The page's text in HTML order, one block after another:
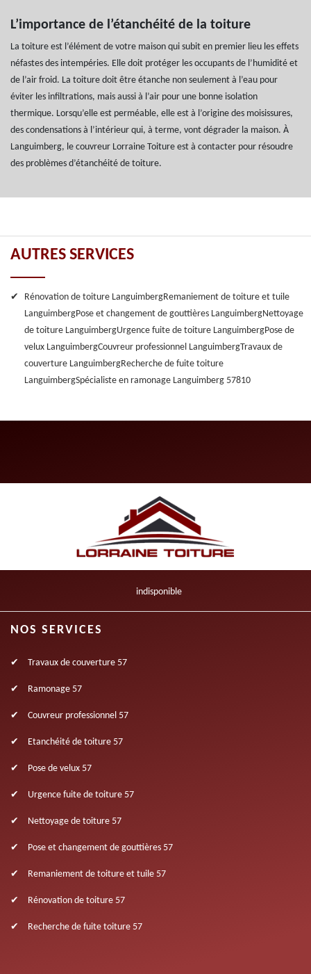
L’importance de l’étanchéité de la toiture
La toiture est l’élément de votre maison qui subit en premier lieu les effets
néfastes des intempéries. Elle doit protéger les occupants de l’humidité et
de l’air froid. La toiture doit être étanche non seulement à l’eau pour
éviter les infiltrations, mais aussi à l’air pour une bonne isolation
thermique. Lorsqu’elle est perméable, elle est à l’origine des moisissures,
des condensations à l’intérieur qui, à terme, vont dégrader la maison. À
Languimberg, le couvreur Lorraine Toiture est à contacter pour résoudre
des problèmes d’étanchéité de toiture.
AUTRES SERVICES
Rénovation de toiture LanguimbergRemaniement de toiture et tuile
LanguimbergPose et changement de gouttières LanguimbergNettoyage
de toiture LanguimbergUrgence fuite de toiture LanguimbergPose de
velux LanguimbergCouvreur professionnel LanguimbergTravaux de
couverture LanguimbergRecherche de fuite toiture
LanguimbergSpécialiste en ramonage Languimberg 57810
indisponible
NOS SERVICES
Travaux de couverture 57
Ramonage 57
Couvreur professionnel 57
Etanchéité de toiture 57
Pose de velux 57
Urgence fuite de toiture 57
Nettoyage de toiture 57
Pose et changement de gouttières 57
Remaniement de toiture et tuile 57
Rénovation de toiture 57
Recherche de fuite toiture 57